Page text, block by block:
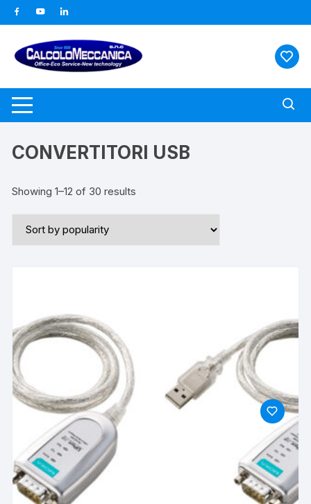
al
contenuto
CONVERTITORI USB
Showing 1–12 of 30 results